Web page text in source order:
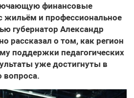
финансовые
и профессиональное
губернатор Александр
рассказал о том, как регион
поддержки педагогических
уже достигнуты в
вопроса.